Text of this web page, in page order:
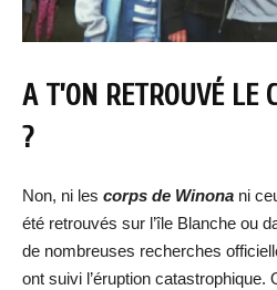
A T’ON RETROUVÉ LE
?
Non, ni les corps de Winona ni
été retrouvés sur l’île Blanche ou
de nombreuses recherches
ont suivi l’éruption catastrophique.